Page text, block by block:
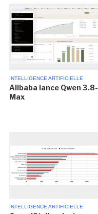
INTELLIGENCE ARTIFICIELLE
Alibaba lance Qwen 3.8-
Max
INTELLIGENCE ARTIFICIELLE